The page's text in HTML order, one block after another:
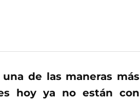
de las maneras más
hoy ya no están con